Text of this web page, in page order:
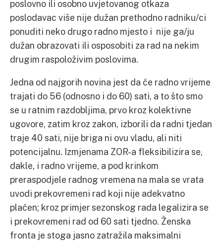
poslovno ili osobno uvjetovanog otkaza
poslodavac više nije dužan prethodno radniku/ci
ponuditi neko drugo radno mjesto i nije ga/ju
dužan obrazovati ili osposobiti za rad na nekim
drugim raspoloživim poslovima.
Jedna od najgorih novina jest da će radno vrijeme
trajati do 56 (odnosno i do 60) sati, a to što smo
se u ratnim razdobljima, prvo kroz kolektivne
ugovore, zatim kroz zakon, izborili da radni tjedan
traje 40 sati, nije briga ni ovu vladu, ali niti
potencijalnu. Izmjenama ZOR-a fleksibilizira se,
dakle, i radno vrijeme, a pod krinkom
preraspodjele radnog vremena na mala se vrata
uvodi prekovremeni rad koji nije adekvatno
plaćen; kroz primjer sezonskog rada legalizira se
i prekovremeni rad od 60 sati tjedno. Ženska
fronta je stoga jasno zatražila maksimalni